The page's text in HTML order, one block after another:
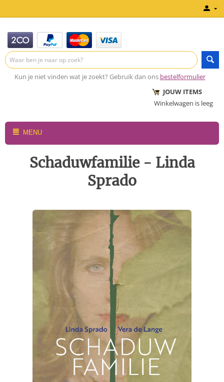
Kun je niet vinden wat je zoekt? Gebruik dan ons bestelformulier
JOUW ITEMS
Winkelwagen is leeg
MENU
Schaduwfamilie - Linda
Sprado